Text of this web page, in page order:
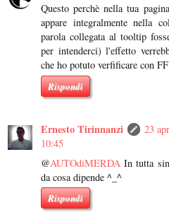
Questo perchè nella tua
appare integralmente nella
parola collegata al tooltip
per intenderci) l'effetto
che ho potuto verfificare con
Rispondi
Ernesto Tirinnanzi
23
10:45
@AUTOdiMERDA In tutta
da cosa dipende ^_^
Rispondi